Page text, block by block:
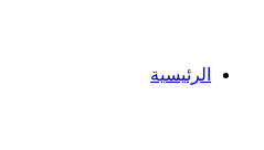
الرئيسية